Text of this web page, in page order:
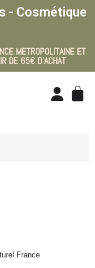
- Cosmétique
METROPOLITAINE ET
DE 65€ D'ACHAT
France